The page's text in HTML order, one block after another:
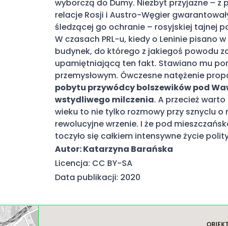
wyborczą do Dumy. Niezbyt przyjazne – z
relacje Rosji i Austro-Węgier
śledzącej go ochranie – rosyjskiej tajnej
W czasach PRL-u, kiedy o Leninie pisano
budynek, do którego z jakiegoś powodu
upamiętniającą ten fakt. Stawiano mu
przemysłowym. Ówczesne natężenie
pobytu przywódcy bolszewików pod
wstydliwego milczenia. A przecież
wieku to nie tylko rozmowy przy sznyclu o
rewolucyjne wrzenie. I że pod
toczyło się całkiem intensywne życie
Autor: Katarzyna Barańska
Licencja: CC BY-SA
Data publikacji: 2020